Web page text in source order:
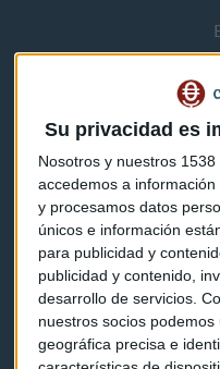
Su privacidad es
Nosotros y nuestros 1538
accedemos a
y procesamos datos
únicos e información
para publicidad y
publicidad y contenido,
desarrollo de servicios.
nuestros socios
geográfica precisa e